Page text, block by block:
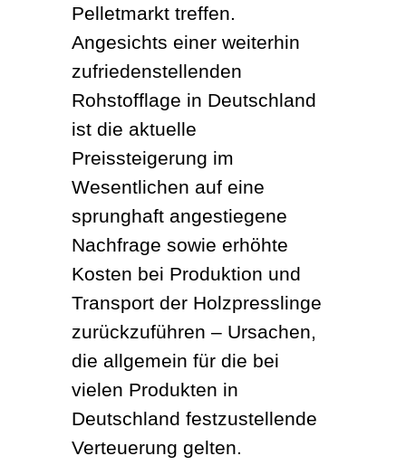
Pelletmarkt treffen.
Angesichts einer weiterhin
zufriedenstellenden
Rohstofflage in Deutschland
ist die aktuelle
Preissteigerung im
Wesentlichen auf eine
sprunghaft angestiegene
Nachfrage sowie erhöhte
Kosten bei Produktion und
Transport der Holzpresslinge
zurückzuführen – Ursachen,
die allgemein für die bei
vielen Produkten in
Deutschland festzustellende
Verteuerung gelten.